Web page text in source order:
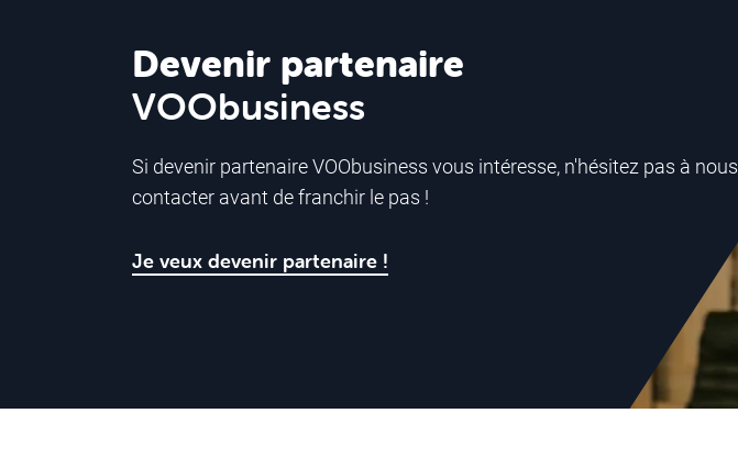
Devenir partenaire
VOObusiness
Si devenir partenaire VOObusiness vous intéresse, n'hésitez pas à nous
contacter avant de franchir le pas !
Je veux devenir partenaire !